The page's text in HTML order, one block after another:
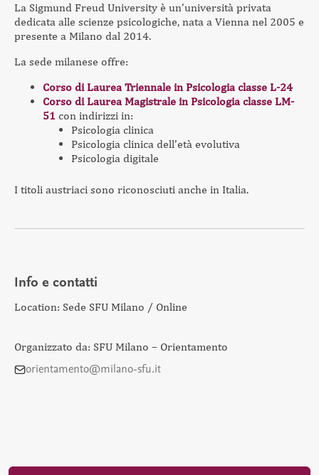
La Sigmund Freud University è un’università privata
dedicata alle scienze psicologiche, nata a Vienna nel 2005 e
presente a Milano dal 2014.
La sede milanese offre:
Corso di Laurea Triennale in Psicologia classe L-24
Corso di Laurea Magistrale in Psicologia classe LM-
51 con indirizzi in:
Psicologia clinica
Psicologia clinica dell’età evolutiva
Psicologia digitale
I titoli austriaci sono riconosciuti anche in Italia.
Info e contatti
Location: Sede SFU Milano / Online
Organizzato da: SFU Milano – Orientamento
orientamento@milano-sfu.it